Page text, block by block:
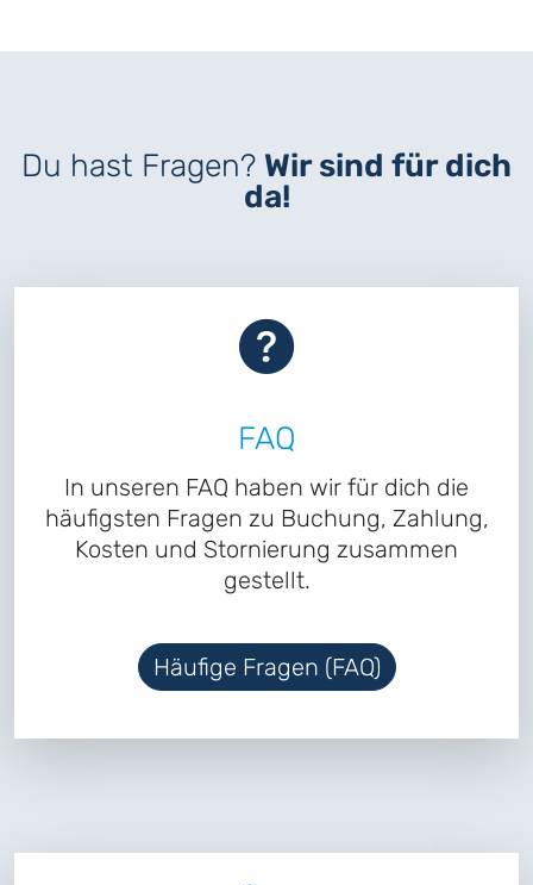
Du hast Fragen? Wir sind für dich
da!
FAQ
In unseren FAQ haben wir für dich die
häufigsten Fragen zu Buchung, Zahlung,
Kosten und Stornierung zusammen
gestellt.
Häufige Fragen (FAQ)